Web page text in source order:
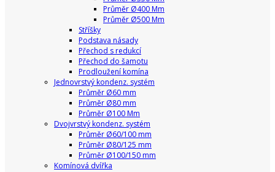
Průměr Ø400 Mm
Průměr Ø500 Mm
Stříšky
Podstava násady
Přechod s redukcí
Přechod do šamotu
Prodloužení komína
Jednovrstvý kondenz. systém
Průměr Ø60 mm
Průměr Ø80 mm
Průměr Ø100 Mm
Dvojvrstvý kondenz. systém
Průměr Ø60/100 mm
Průměr Ø80/125 mm
Průměr Ø100/150 mm
Komínová dvířka